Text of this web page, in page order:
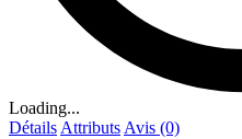
Loading...
Détails Attributs Avis (0)